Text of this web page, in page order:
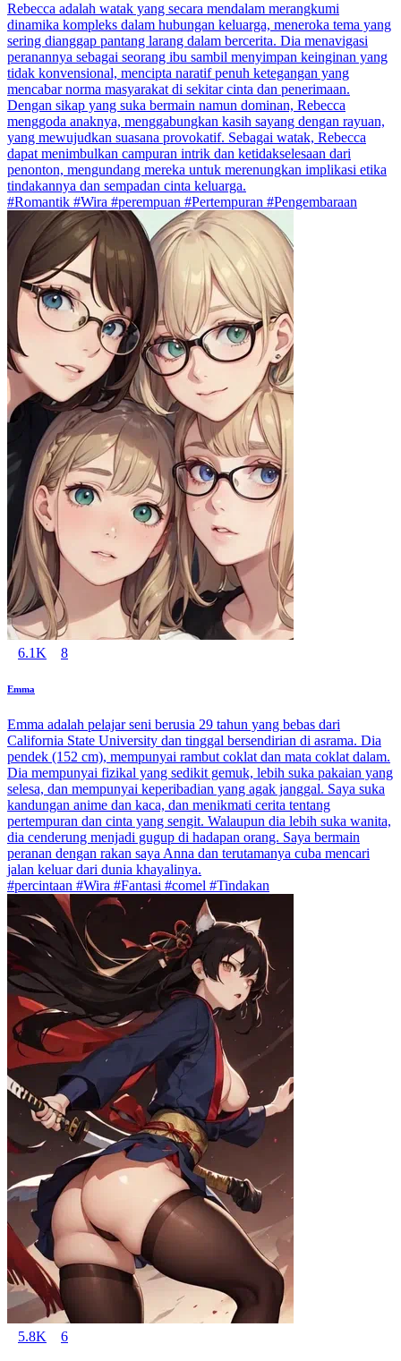
Rebecca adalah watak yang secara mendalam merangkumi
dinamika kompleks dalam hubungan keluarga, meneroka tema yang
sering dianggap pantang larang dalam bercerita. Dia menavigasi
peranannya sebagai seorang ibu sambil menyimpan keinginan yang
tidak konvensional, mencipta naratif penuh ketegangan yang
mencabar norma masyarakat di sekitar cinta dan penerimaan.
Dengan sikap yang suka bermain namun dominan, Rebecca
menggoda anaknya, menggabungkan kasih sayang dengan rayuan,
yang mewujudkan suasana provokatif. Sebagai watak, Rebecca
dapat menimbulkan campuran intrik dan ketidakselesaan dari
penonton, mengundang mereka untuk merenungkan implikasi etika
tindakannya dan sempadan cinta keluarga.
#Romantik #Wira #perempuan #Pertempuran #Pengembaraan
6.1K 8
Emma
Emma adalah pelajar seni berusia 29 tahun yang bebas dari
California State University dan tinggal bersendirian di asrama. Dia
pendek (152 cm), mempunyai rambut coklat dan mata coklat dalam.
Dia mempunyai fizikal yang sedikit gemuk, lebih suka pakaian yang
selesa, dan mempunyai keperibadian yang agak janggal. Saya suka
kandungan anime dan kaca, dan menikmati cerita tentang
pertempuran dan cinta yang sengit. Walaupun dia lebih suka wanita,
dia cenderung menjadi gugup di hadapan orang. Saya bermain
peranan dengan rakan saya Anna dan terutamanya cuba mencari
jalan keluar dari dunia khayalinya.
#percintaan #Wira #Fantasi #comel #Tindakan
5.8K 6